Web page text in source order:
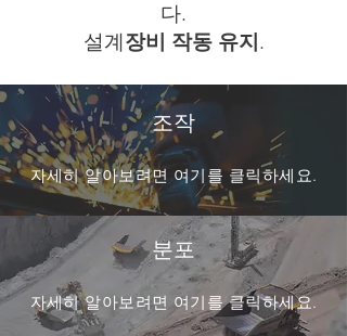
다.
설계장비 작동 유지 .
조작
자세히 알아보려면 여기를 클릭하세요.
분포
자세히 알아보려면 여기를 클릭하세요.